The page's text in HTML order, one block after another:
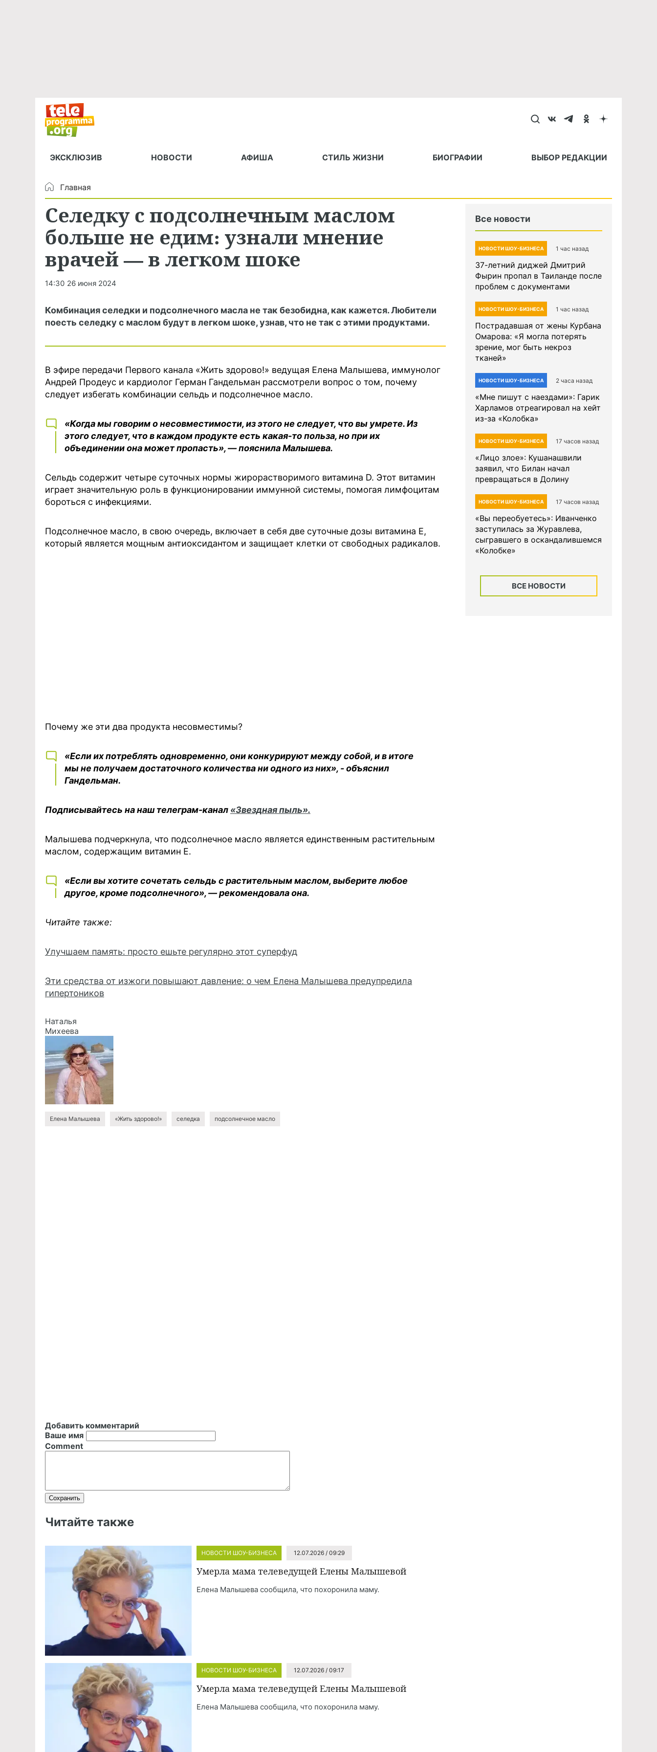
ЭКСКЛЮЗИВ НОВОСТИ АФИША СТИЛЬ ЖИЗНИ БИОГРАФИИ ВЫБОР РЕДАКЦИИ
Главная
Селедку с подсолнечным маслом
больше не едим: узнали мнение
врачей — в легком шоке
14:30 26 июня 2024
Комбинация селедки и подсолнечного масла не так безобидна, как кажется. Любители
поесть селедку с маслом будут в легком шоке, узнав, что не так с этими продуктами.
В эфире передачи Первого канала «Жить здорово!» ведущая Елена Малышева, иммунолог
Андрей Продеус и кардиолог Герман Гандельман рассмотрели вопрос о том, почему
следует избегать комбинации сельдь и подсолнечное масло.
«Когда мы говорим о несовместимости, из этого не следует, что вы умрете. Из
этого следует, что в каждом продукте есть какая-то польза, но при их
объединении она может пропасть», — пояснила Малышева.
Сельдь содержит четыре суточных нормы жирорастворимого витамина D. Этот витамин
играет значительную роль в функционировании иммунной системы, помогая лимфоцитам
бороться с инфекциями.
Подсолнечное масло, в свою очередь, включает в себя две суточные дозы витамина Е,
который является мощным антиоксидантом и защищает клетки от свободных радикалов.
Почему же эти два продукта несовместимы?
«Если их потреблять одновременно, они конкурируют между собой, и в итоге
мы не получаем достаточного количества ни одного из них», - объяснил
Гандельман.
Подписывайтесь на наш телеграм-канал «Звездная пыль».
Малышева подчеркнула, что подсолнечное масло является единственным растительным
маслом, содержащим витамин Е.
«Если вы хотите сочетать сельдь с растительным маслом, выберите любое
другое, кроме подсолнечного», — рекомендовала она.
Читайте также:
Улучшаем память: просто ешьте регулярно этот суперфуд
Эти средства от изжоги повышают давление: о чем Елена Малышева предупредила
гипертоников
Наталья
Михеева
Елена Малышева «Жить здорово!» селедка подсолнечное масло
Добавить комментарий
Ваше имя
Comment
Читайте также
НОВОСТИ ШОУ-БИЗНЕСА 12.07.2026 / 09:29
Умерла мама телеведущей Елены Малышевой
Елена Малышева сообщила, что похоронила маму.
НОВОСТИ ШОУ-БИЗНЕСА 12.07.2026 / 09:17
Умерла мама телеведущей Елены Малышевой
Елена Малышева сообщила, что похоронила маму.
Все новости
НОВОСТИ ШОУ-БИЗНЕСА 1 час назад
37-летний диджей Дмитрий
Фырин пропал в Таиланде после
проблем с документами
НОВОСТИ ШОУ-БИЗНЕСА 1 час назад
Пострадавшая от жены Курбана
Омарова: «Я могла потерять
зрение, мог быть некроз
тканей»
НОВОСТИ ШОУ-БИЗНЕСА 2 часа назад
«Мне пишут с наездами»: Гарик
Харламов отреагировал на хейт
из-за «Колобка»
НОВОСТИ ШОУ-БИЗНЕСА 17 часов назад
«Лицо злое»: Кушанашвили
заявил, что Билан начал
превращаться в Долину
НОВОСТИ ШОУ-БИЗНЕСА 17 часов назад
«Вы переобуетесь»: Иванченко
заступилась за Журавлева,
сыгравшего в оскандалившемся
«Колобке»
ВСЕ НОВОСТИ